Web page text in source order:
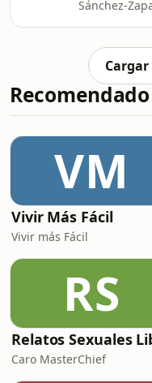
Cárdenas.
los nuevos
comunidad
Sánchez-
Recomendado
VM
Vivir Más Fácil
Vivir más Fácil
RS
Caro MasterChief